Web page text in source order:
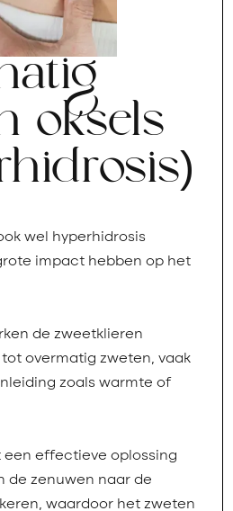
oksels
wel hyperhidrosis
impact hebben op het
de zweetklieren
overmatig zweten, vaak
zoals warmte of
effectieve oplossing
de zenuwen naar de
waardoor het zweten